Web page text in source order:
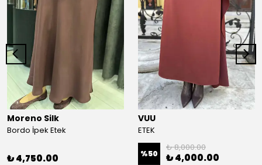
Moreno Silk
Bordo İpek Etek
₺ 4,750.00
VUU
ETEK
%50
₺ 8,000.00
₺ 4,000.00